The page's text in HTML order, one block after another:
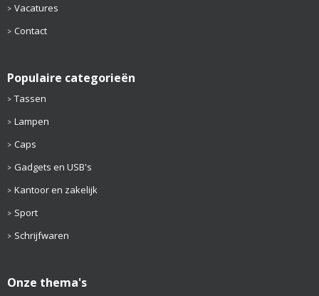
Vacatures
Contact
Populaire categorieën
Tassen
Lampen
Caps
Gadgets en USB's
Kantoor en zakelijk
Sport
Schrijfwaren
Onze thema's